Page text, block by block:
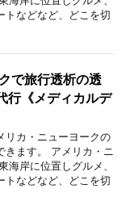
トなどなど、どこを切
で旅行透析の透
行《メディカルデ
リカ・ニューヨークの
きます。 アメリカ・ニ
海岸に位置しグルメ、
トなどなど、どこを切